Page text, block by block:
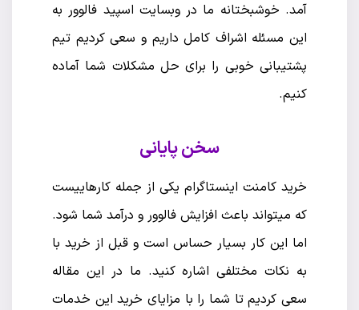
آمد. خوشبختانه ما در وبسایت اسپید فالوور به
این مسئله اشراف کامل داریم و سعی کردیم تیم
پشتیبانی خوبی را برای حل مشکلات شما آماده
کنیم.
سخن پایانی
خرید کامنت اینستاگرام یکی از جمله کارهاییست
که میتواند باعث افزایش فالوور و درآمد شما شود.
اما این کار بسیار حساس است و قبل از خرید با
به نکات مختلفی اشاره کنید. ما در این مقاله
سعی کردیم تا شما را با مزایای خرید این خدمات